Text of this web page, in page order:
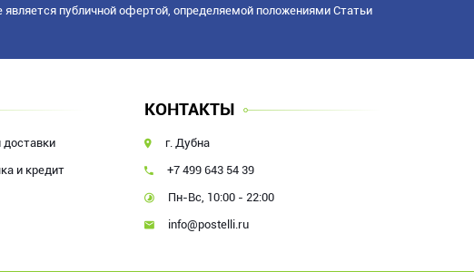
публичной офертой, определяемой положениями Статьи
доставки
и кредит
КОНТАКТЫ
г. Дубна
+7 499 643 54 39
Пн-Вс, 10:00 - 22:00
info@postelli.ru